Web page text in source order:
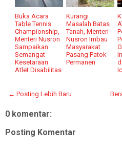
Buka Acara
Table Tennis
Championship,
Menteri Nusron
Sampaikan
Semangat
Kesetaraan
Atlet Disabilitas
Kurangi
Masalah Batas
Tanah, Menteri
Nusron Imbau
Masyarakat
Pasang Patok
Permanen
← Posting Lebih Baru
0 komentar:
Posting Komentar